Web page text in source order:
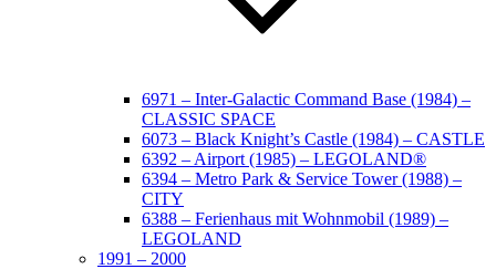
6971 – Inter-Galactic Command Base (1984) –
CLASSIC SPACE
6073 – Black Knight’s Castle (1984) – CASTLE
6392 – Airport (1985) – LEGOLAND®
6394 – Metro Park & Service Tower (1988) –
CITY
6388 – Ferienhaus mit Wohnmobil (1989) –
LEGOLAND
1991 – 2000